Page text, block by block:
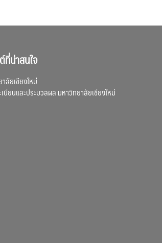
ที่น่าสนใจ
ลัยเชียงใหม่
บียนและประมวลผล มหาวิทยาลัยเชียงใหม่